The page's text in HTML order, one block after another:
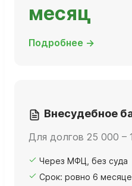
месяц
Подробнее →
Внесудебное
Для долгов 25 000 –
Через МФЦ, без суда
Срок: ровно 6